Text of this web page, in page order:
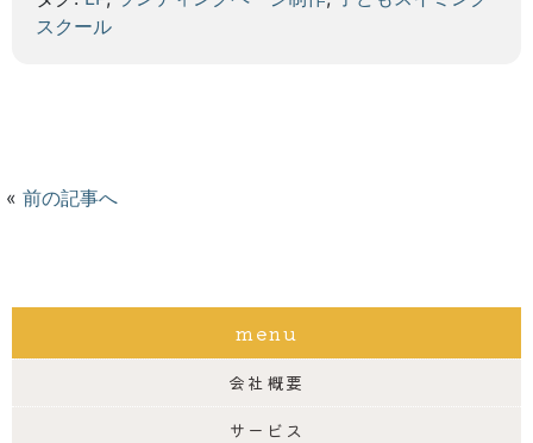
スクール
« 前の記事へ
menu
会社概要
サービス